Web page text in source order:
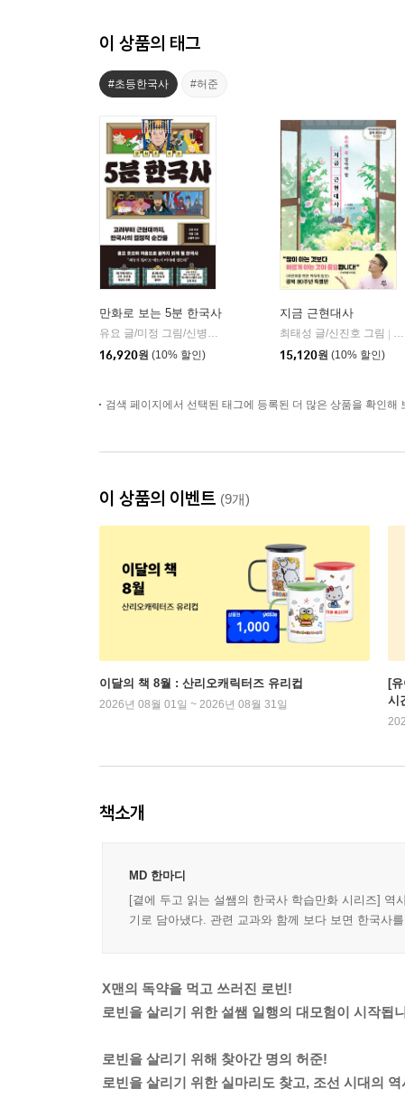
이 상품의 태그
#초등한국사 #허준
만화로 보는 5분 한국사
유요 글/미정 그림/신병주 감수
빅피시
16,920원 (10% 할인)
지금 근현대사
최태성 글/신진호 그림
15,120원 (10% 할인)
검색 페이지에서 선택된 태그에 등록된 더 많은 상품을 확인해
이 상품의 이벤트 (9개)
이달의 책 8월 : 산리오캐릭터즈 유리컵
2026년 08월 01일 ~ 2026년 08월 31일
[
시
책소개
MD 한마디
[곁에 두고 읽는 설쌤의 한국사 학습만화 시리즈]
기로 담아냈다. 관련 교과와 함께 보다 보면 한국사
X맨의 독약을 먹고 쓰러진 로빈!
로빈을 살리기 위한 설쌤 일행의 대모험이 시작됩
로빈을 살리기 위해 찾아간 명의 허준!
로빈을 살리기 위한 실마리도 찾고, 조선 시대의